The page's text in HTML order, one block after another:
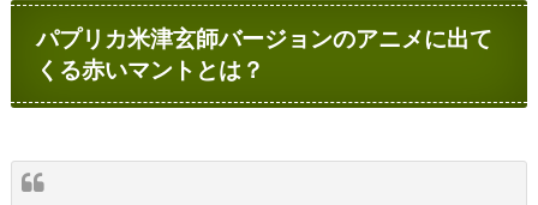
パプリカ米津玄師バージョンのアニメに出て
くる赤いマントとは？